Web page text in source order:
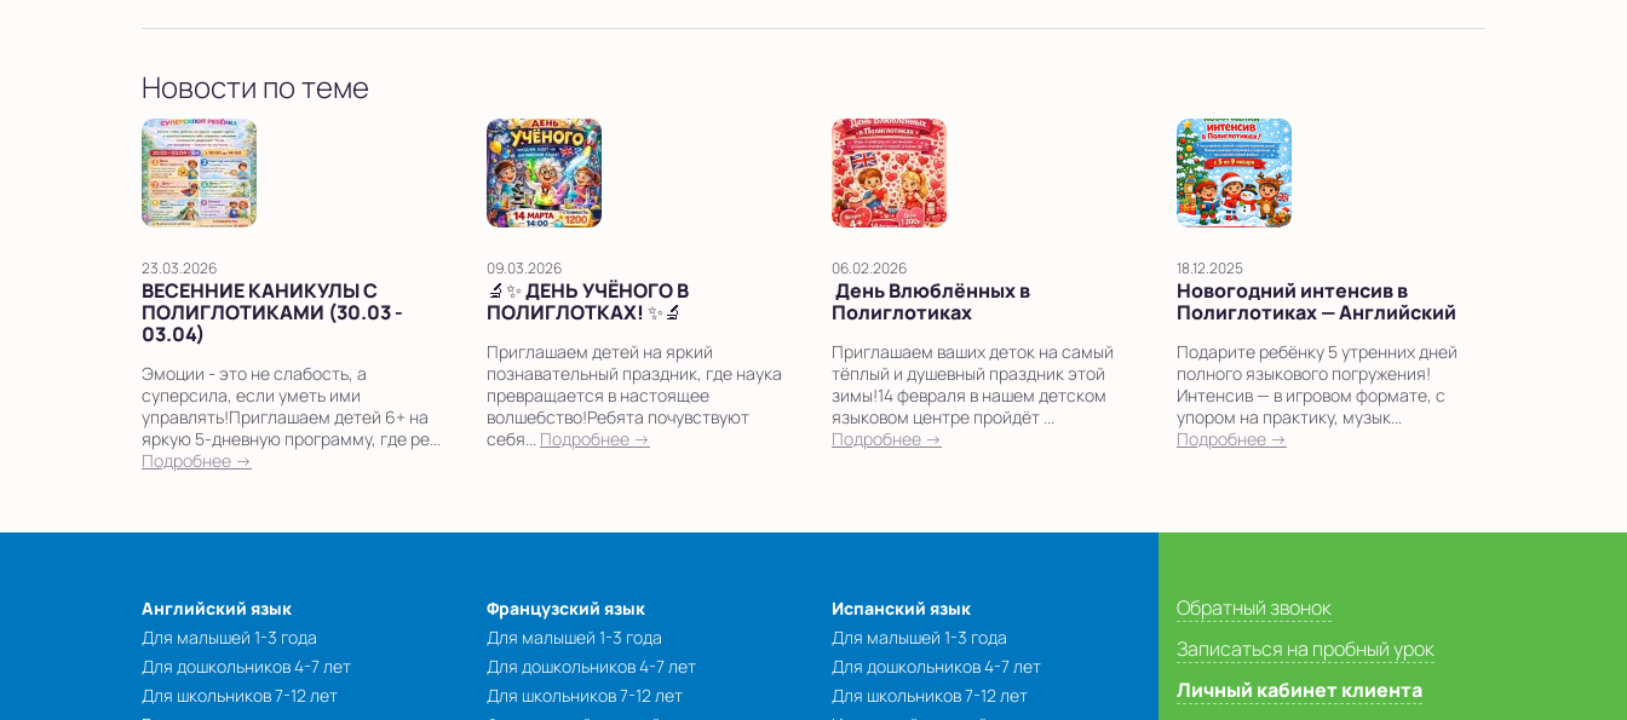
Новости по теме
23.03.2026
ВЕСЕННИЕ КАНИКУЛЫ С
ПОЛИГЛОТИКАМИ (30.03 -
03.04)
Эмоции - это не слабость, а
суперсила, если уметь ими
управлять!Приглашаем детей 6+ на
яркую 5-дневную программу, где ре...
Подробнее →
09.03.2026
🔬✨ ДЕНЬ УЧЁНОГО В
ПОЛИГЛОТКАХ! ✨🔬
Приглашаем детей на яркий
познавательный праздник, где наука
превращается в настоящее
волшебство!Ребята почувствуют
себя... Подробнее →
06.02.2026
День Влюблённых в
Полиглотиках
Приглашаем ваших деток на самый
тёплый и душевный праздник этой
зимы!14 февраля в нашем детском
языковом центре пройдёт ...
Подробнее →
18.12.2025
Новогодний интенсив в
Полиглотиках — Английский
Подарите ребёнку 5 утренних дней
полного языкового погружения!
Интенсив — в игровом формате, с
упором на практику, музык...
Подробнее →
Английский язык
Для малышей 1-3 года
Для дошкольников 4-7 лет
Для школьников 7-12 лет
Французский язык
Для малышей 1-3 года
Для дошкольников 4-7 лет
Для школьников 7-12 лет
Испанский язык
Для малышей 1-3 года
Для дошкольников 4-7 лет
Для школьников 7-12 лет
Обратный звонок
Записаться на пробный урок
Личный кабинет клиента